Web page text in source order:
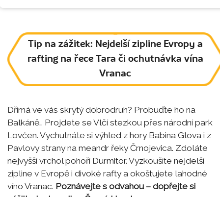
Tip na zážitek: Nejdelší zipline Evropy a
rafting na řece Tara či ochutnávka vína
Vranac
Dřímá ve vás skrytý dobrodruh? Probuďte ho na
Balkáně… Projdete se Vlčí stezkou přes národní park
Lovćen. Vychutnáte si výhled z hory Babina Glova i z
Pavlovy strany na meandr řeky Črnojevica. Zdoláte
nejvyšší vrchol pohoří Durmitor. Vyzkoušíte nejdelší
zipline v Evropě i divoké rafty a okoštujete lahodné
víno Vranac. Poznávejte s odvahou – dopřejte si